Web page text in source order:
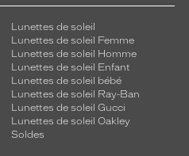
Lunettes de soleil
Lunettes de soleil Femme
Lunettes de soleil Homme
Lunettes de soleil Enfant
Lunettes de soleil bébé
Lunettes de soleil Ray-Ban
Lunettes de soleil Gucci
Lunettes de soleil Oakley
Soldes